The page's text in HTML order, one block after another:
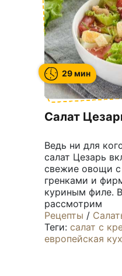
29 мин
Салат
Ведь ни для
салат Цезарь
свежие овощи
гренками и
куриным филе.
рассмотрим
Рецепты /
Теги: салат с
европейская